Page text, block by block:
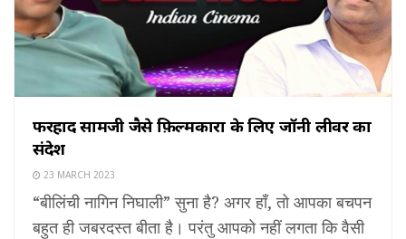
फरहाद सामजी जैसे फ़िल्मकारों के लिए जॉनी लीवर का
संदेश
23 MARCH 2023
“बीलिंची नागिन निघाली” सुना है? अगर हाँ, तो आपका बचपन
बहुत ही जबरदस्त बीता है। परंतु आपको नहीं लगता कि वैसी